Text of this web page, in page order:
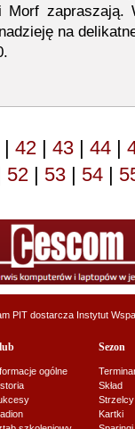
zapraszają.
na
| 42 | 43 | 44 |
52 | 53 | 54 |
PIT dostarcza Instytut
ogólne
Sezon
Skład
Strzelcy
Kartki